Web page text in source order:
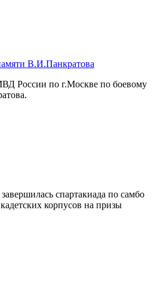
В.И.Панкратова
России по г.Москве по боевому
спартакиада по самбо
корпусов на призы